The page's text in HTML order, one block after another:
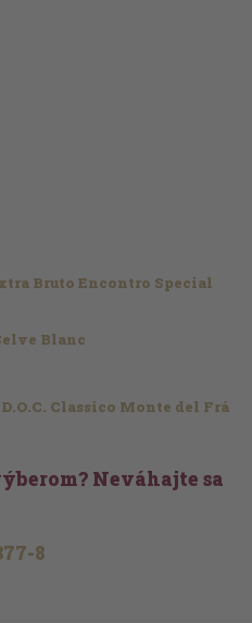
Bruto Encontro Special
Blanc
Classico Monte del Frá
Neváhajte sa
8